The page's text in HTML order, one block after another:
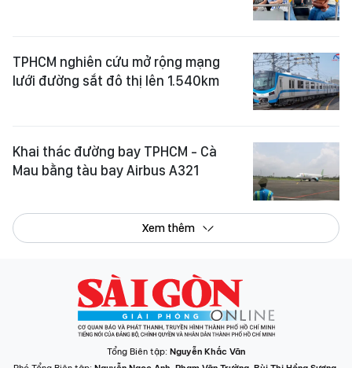
TPHCM nghiên cứu mở rộng mạng
lưới đường sắt đô thị lên 1.540km
Khai thác đường bay TPHCM - Cà
Mau bằng tàu bay Airbus A321
Xem thêm
Tổng Biên tập: Nguyễn Khắc Văn